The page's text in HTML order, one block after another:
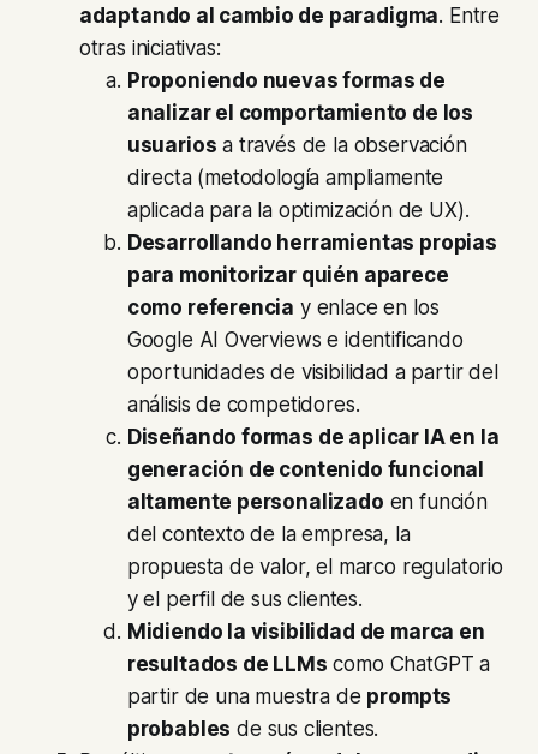
adaptando al cambio de paradigma. Entre
otras iniciativas:
Proponiendo nuevas formas de
analizar el comportamiento de los
usuarios a través de la observación
directa (metodología ampliamente
aplicada para la optimización de UX).
Desarrollando herramientas propias
para monitorizar quién aparece
como referencia y enlace en los
Google AI Overviews e identificando
oportunidades de visibilidad a partir del
análisis de competidores.
Diseñando formas de aplicar IA en la
generación de contenido funcional
altamente personalizado en función
del contexto de la empresa, la
propuesta de valor, el marco regulatorio
y el perfil de sus clientes.
Midiendo la visibilidad de marca en
resultados de LLMs como ChatGPT a
partir de una muestra de prompts
probables de sus clientes.